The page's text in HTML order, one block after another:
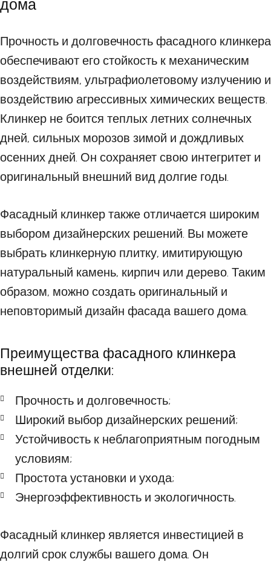
дома
Прочность и долговечность фасадного клинкера
обеспечивают его стойкость к механическим
воздействиям, ультрафиолетовому излучению и
воздействию агрессивных химических веществ.
Клинкер не боится теплых летних солнечных
дней, сильных морозов зимой и дождливых
осенних дней. Он сохраняет свою интегритет и
оригинальный внешний вид долгие годы.
Фасадный клинкер также отличается широким
выбором дизайнерских решений. Вы можете
выбрать клинкерную плитку, имитирующую
натуральный камень, кирпич или дерево. Таким
образом, можно создать оригинальный и
неповторимый дизайн фасада вашего дома.
Преимущества фасадного клинкера
внешней отделки:
Прочность и долговечность;
Широкий выбор дизайнерских решений;
Устойчивость к неблагоприятным погодным
условиям;
Простота установки и ухода;
Энергоэффективность и экологичность.
Фасадный клинкер является инвестицией в
долгий срок службы вашего дома. Он